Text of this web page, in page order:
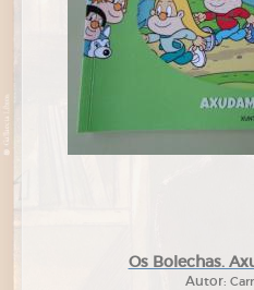
Os Bolechas.
Autor: